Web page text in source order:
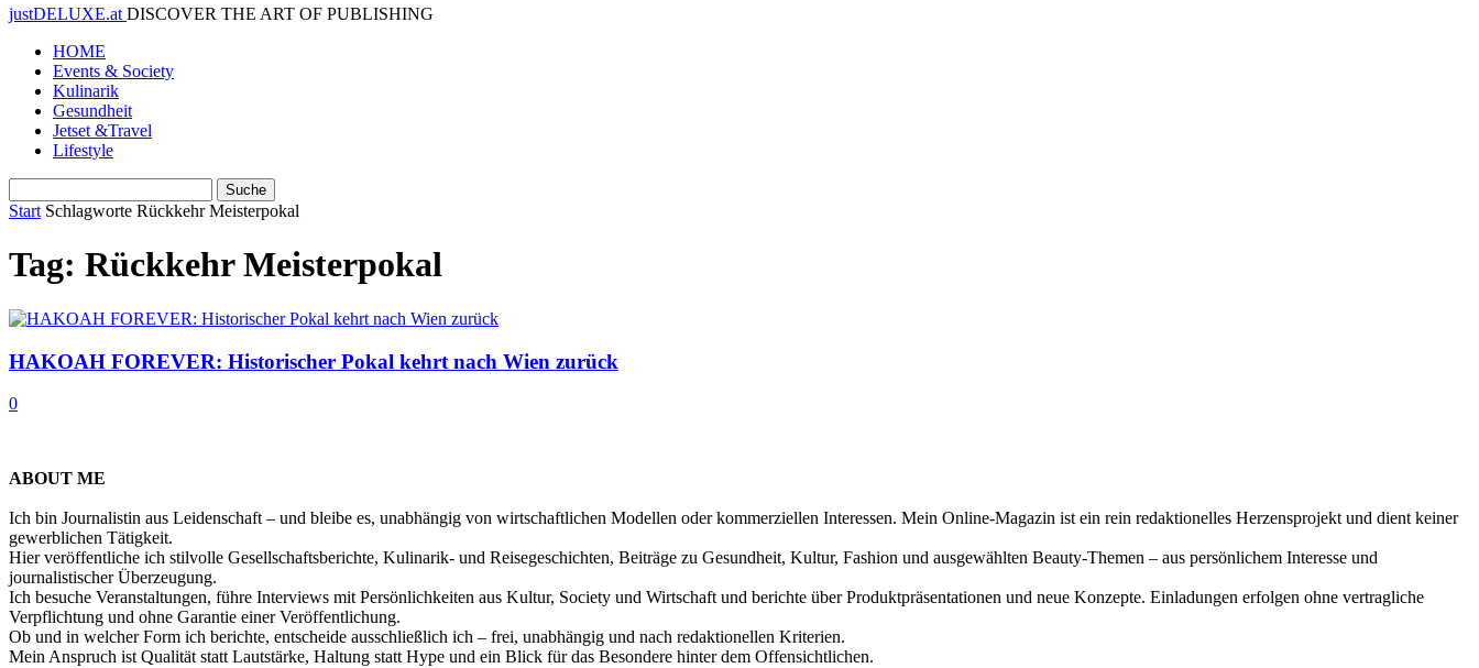
justDELUXE.at DISCOVER THE ART OF PUBLISHING
HOME
Events & Society
Kulinarik
Gesundheit
Jetset &Travel
Lifestyle
Start Schlagworte Rückkehr Meisterpokal
Tag: Rückkehr Meisterpokal
HAKOAH FOREVER: Historischer Pokal kehrt nach Wien zurück
0
ABOUT ME
Ich bin Journalistin aus Leidenschaft – und bleibe es, unabhängig von wirtschaftlichen Modellen oder kommerziellen Interessen. Mein Online-Magazin ist ein rein redaktionelles Herzensprojekt und dient keiner
gewerblichen Tätigkeit.
Hier veröffentliche ich stilvolle Gesellschaftsberichte, Kulinarik- und Reisegeschichten, Beiträge zu Gesundheit, Kultur, Fashion und ausgewählten Beauty-Themen – aus persönlichem Interesse und
journalistischer Überzeugung.
Ich besuche Veranstaltungen, führe Interviews mit Persönlichkeiten aus Kultur, Society und Wirtschaft und berichte über Produktpräsentationen und neue Konzepte. Einladungen erfolgen ohne vertragliche
Verpflichtung und ohne Garantie einer Veröffentlichung.
Ob und in welcher Form ich berichte, entscheide ausschließlich ich – frei, unabhängig und nach redaktionellen Kriterien.
Mein Anspruch ist Qualität statt Lautstärke, Haltung statt Hype und ein Blick für das Besondere hinter dem Offensichtlichen.